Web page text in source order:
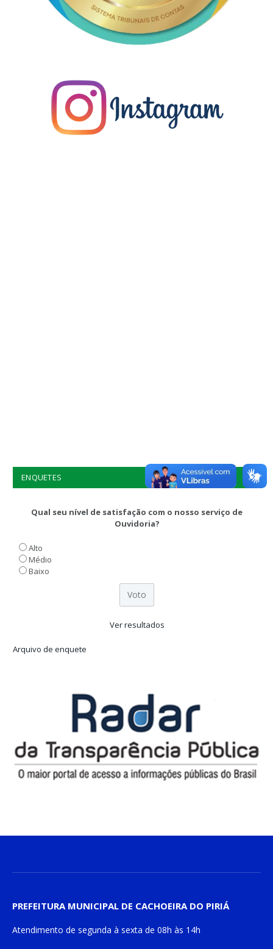
ENQUETES
Qual seu nível de satisfação com o nosso serviço de
Ouvidoria?
Alto
Médio
Baixo
Ver resultados
Arquivo de enquete
PREFEITURA MUNICIPAL DE CACHOEIRA DO PIRIÁ
Atendimento de segunda à sexta de 08h às 14h